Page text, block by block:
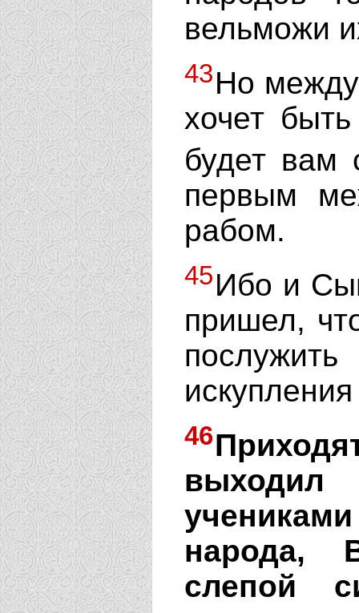
вельможи
43Но между
хочет
будет вам
первым
рабом.
45Ибо и
пришел,
46
народа,
слепой